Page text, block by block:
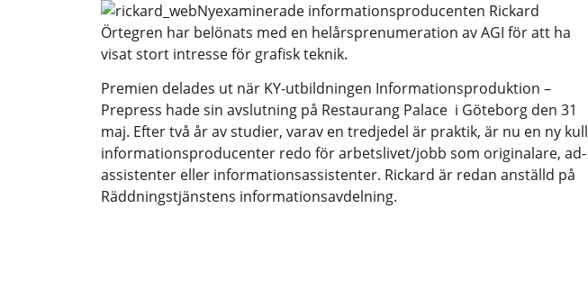
Nyexaminerade informationsproducenten Rickard
Örtegren har belönats med en helårsprenumeration av AGI för att ha
visat stort intresse för grafisk teknik.
Premien delades ut när KY-utbildningen Informationsproduktion –
Prepress hade sin avslutning på Restaurang Palace i Göteborg den 31
maj. Efter två år av studier, varav en tredjedel är praktik, är nu en ny kull
informationsproducenter redo för arbetslivet/jobb som originalare, ad-
assistenter eller informationsassistenter. Rickard är redan anställd på
Räddningstjänstens informationsavdelning.